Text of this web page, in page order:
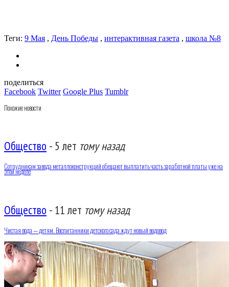
Теги: 9 Мая , День Победы , интерактивная газета , школа №8
поделиться
Facebook Twitter Google Plus Tumblr
Похожие новости
Общество - 5 лет тому назад
Сотрудникам завода металлоконструкций обещают выплатить часть заработной платы уже на
этой неделе
Общество - 11 лет тому назад
Чистая вода — детям. Воспитанники детского сада ждут новый водовод